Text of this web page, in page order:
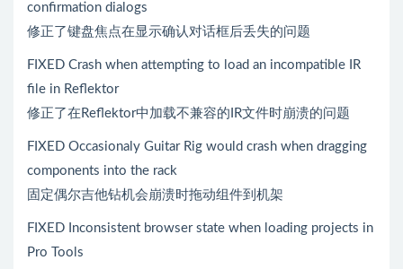
confirmation dialogs
修正了键盘焦点在显示确认对话框后丢失的问题
FIXED Crash when attempting to load an incompatible IR
file in Reflektor
修正了在Reflektor中加载不兼容的IR文件时崩溃的问题
FIXED Occasionaly Guitar Rig would crash when dragging
components into the rack
固定偶尔吉他钻机会崩溃时拖动组件到机架
FIXED Inconsistent browser state when loading projects in
Pro Tools